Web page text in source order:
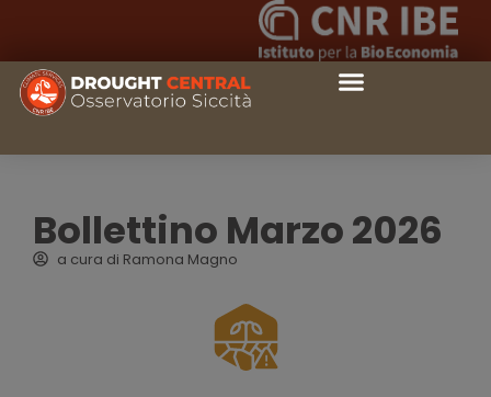
Bollettino Marzo 2026
a cura di Ramona Magno